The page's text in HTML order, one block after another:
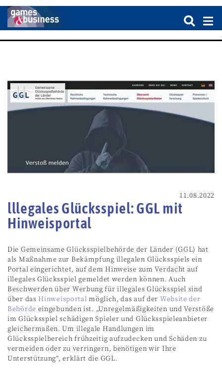
11.08.2022
lllegales Glücksspiel: GGL mit
Hinweisportal
Die Gemeinsame Glücksspielbehörde der Länder (GGL) hat
als Maßnahme zur Bekämpfung illegalen Glücksspiels ein
Portal eingerichtet, auf dem Hinweise zum Verdacht auf
illegales Glücksspiel gemeldet werden können. Auch
Beschwerden über Werbung für illegales Glücksspiel sind
über das Hinweisportal möglich, das auf der Website der
Behörde eingebunden ist. „Unregelmäßigkeiten und Verstöße
im Glücksspiel schädigen Spieler und Glücksspieleanbieter
gleichermaßen. Um illegale Handlungen im
Glücksspielbereich frühzeitig aufzudecken und Schäden zu
vermeiden oder zu verringern, benötigen wir Ihre
Unterstützung“, erklärt die GGL.